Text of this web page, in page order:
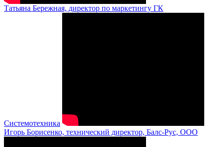
Татьяна Бережная, директор по маркетингу ГК
Системотехника
Игорь Борисенко, технический директор, Балс-Рус, ООО